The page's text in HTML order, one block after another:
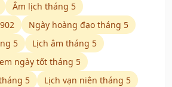
Âm lịch tháng 5
Ngày hoàng đạo tháng 5
5
Lịch âm tháng 5
ngày tốt tháng 5
5
Lịch vạn niên tháng 5